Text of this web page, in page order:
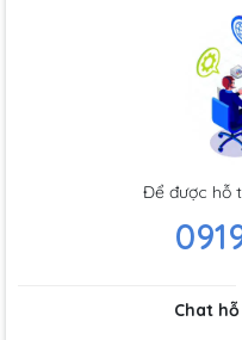
Để được hỗ
Chat